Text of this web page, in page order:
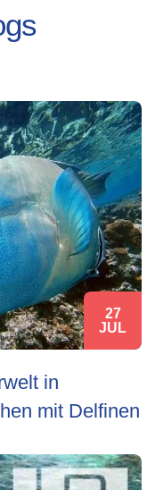
27
JUL
in
mit Delfinen